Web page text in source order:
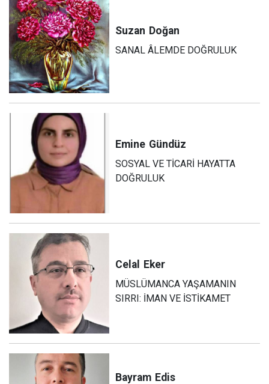
Suzan Doğan
SANAL ÂLEMDE DOĞRULUK
Emine Gündüz
SOSYAL VE TİCARİ HAYATTA
DOĞRULUK
Celal Eker
MÜSLÜMANCA YAŞAMANIN
SIRRI: İMAN VE İSTİKAMET
Bayram Edis